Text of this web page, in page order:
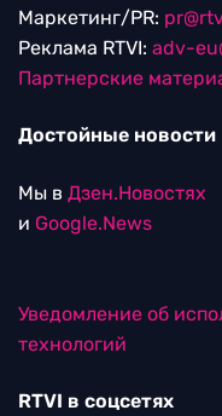
Маркетинг/PR:
Реклама RTVI: adv-
Партнерские
Достойные новости
Мы в Дзен.Новостях
и Google.News
Уведомление об
технологий
RTVI в соцсетях